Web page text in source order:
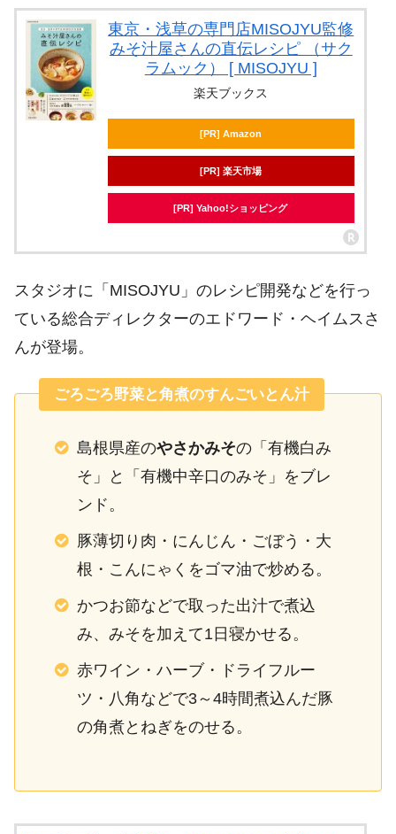
東京・浅草の専門店MISOJYU監修
みそ汁屋さんの直伝レシピ （サク
ラムック） [ MISOJYU ]
楽天ブックス
[PR] Amazon
[PR] 楽天市場
[PR] Yahoo!ショッピング
スタジオに「MISOJYU」のレシピ開発などを行っ
ている総合ディレクターのエドワード・ヘイムスさ
んが登場。
ごろごろ野菜と角煮のすんごいとん汁
島根県産のやさかみその「有機白み
そ」と「有機中辛口のみそ」をブレ
ンド。
豚薄切り肉・にんじん・ごぼう・大
根・こんにゃくをゴマ油で炒める。
かつお節などで取った出汁で煮込
み、みそを加えて1日寝かせる。
赤ワイン・ハーブ・ドライフルー
ツ・八角などで3～4時間煮込んだ豚
の角煮とねぎをのせる。